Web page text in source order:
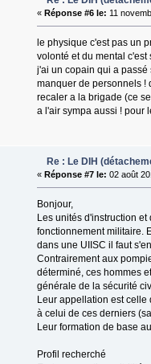
« Réponse #6 le: 11
le physique c'est pas un
volonté et du mental
j'ai un copain qui a passé
manquer de personnels !
recaler a la brigade (ce
a l'air sympa aussi ! pour
Re : Le DIH
« Réponse #7 le: 02 août
Bonjour,
Les unités d'instruction
fonctionnement militaire.
dans une UIISC il faut
Contrairement aux
déterminé, ces hommes
générale de la sécurité
Leur appellation est
à celui de ces derniers
Leur formation de base
Profil recherché